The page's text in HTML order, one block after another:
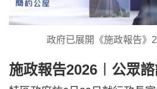
政府已展開《施政報告》
施政報告2026︱公眾